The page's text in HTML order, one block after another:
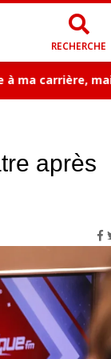
RECHERCHE
carrière, mais je
après